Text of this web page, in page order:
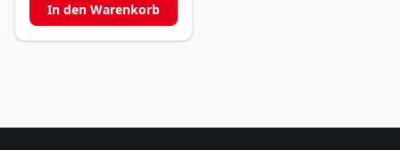
In den Warenkorb